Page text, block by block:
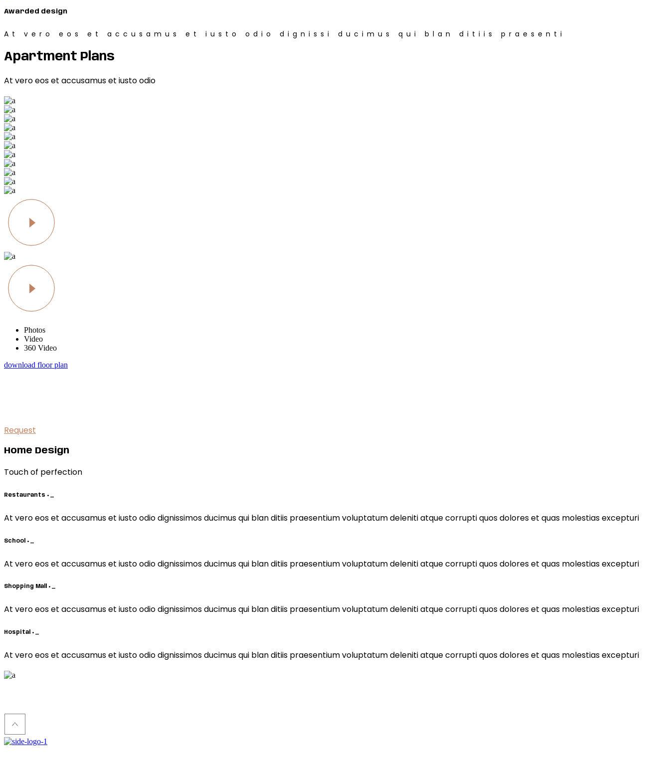
Awarded design
At vero eos et accusamus et iusto odio dignissi ducimus qui blan ditiis praesenti
Apartment Plans
At vero eos et accusamus et iusto odio
Photos
Video
360 Video
download floor plan
Request
Home Design
Touch of perfection
Restaurants +
At vero eos et accusamus et iusto odio dignissimos ducimus qui blan ditiis praesentium voluptatum deleniti atque corrupti quos dolores et quas molestias excepturi
School +
At vero eos et accusamus et iusto odio dignissimos ducimus qui blan ditiis praesentium voluptatum deleniti atque corrupti quos dolores et quas molestias excepturi
Shopping Mall + _
At vero eos et accusamus et iusto odio dignissimos ducimus qui blan ditiis praesentium voluptatum deleniti atque corrupti quos dolores et quas molestias excepturi
Hospital + _
At vero eos et accusamus et iusto odio dignissimos ducimus qui blan ditiis praesentium voluptatum deleniti atque corrupti quos dolores et quas molestias excepturi